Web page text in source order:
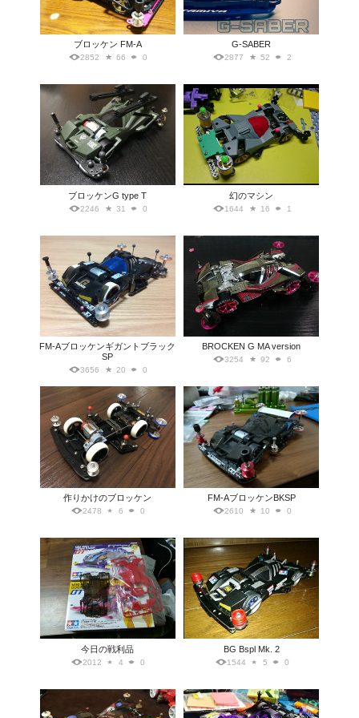
ブロッケン FM-A
2852 66 0
G-SABER
2877 52 2
ブロッケンG type T
2246 31 0
幻のマシン
1644 16 1
FM-Aブロッケンギガントブラック
SP
3656 20 0
BROCKEN G MA version
3254 92 6
作りかけのブロッケン
2478 6 0
FM-AブロッケンBKSP
2610 10 0
今日の戦利品
2012 4 0
BG Bspl Mk. 2
1544 5 0